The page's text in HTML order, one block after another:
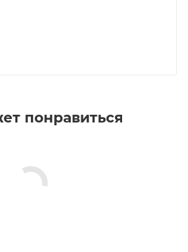
понравиться